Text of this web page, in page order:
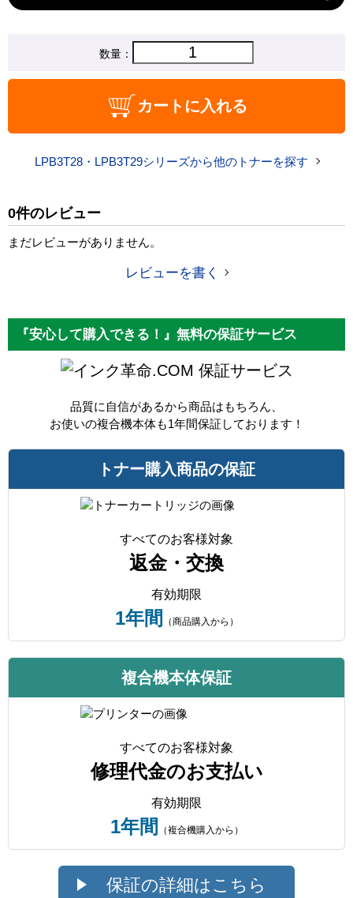
製品スペック
LPB3T28 ブラック
20,800 円
カラー ブラック
数量：
カートに入れる
LPB3T28・LPB3T29シリーズから他のトナーを探す
0件のレビュー
まだレビューがありません。
レビューを書く
『安心して購入できる！』無料の保証サービス
保証サービス
品質に自信があるから商品はもちろん、
お使いの複合機本体も1年間保証しております！
トナー購入商品の保証
すべてのお客様対象
返金・交換
有効期限
1年間 （商品購入から）
複合機本体保証
すべてのお客様対象
修理代金のお支払い
有効期限
1年間 （複合機購入から）
保証の詳細はこちら